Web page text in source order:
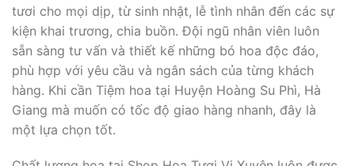
tươi cho mọi dịp, từ sinh nhật, lễ tình nhân đến các sự
kiện khai trương, chia buồn. Đội ngũ nhân viên luôn
sẵn sàng tư vấn và thiết kế những bó hoa độc đáo,
phù hợp với yêu cầu và ngân sách của từng khách
hàng. Khi cần Tiệm hoa tại Huyện Hoàng Su Phì, Hà
Giang mà muốn có tốc độ giao hàng nhanh, đây là
một lựa chọn tốt.